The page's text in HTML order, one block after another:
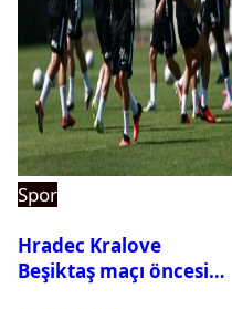
Spor
Hradec Kralove
Beşiktaş maçı öncesi